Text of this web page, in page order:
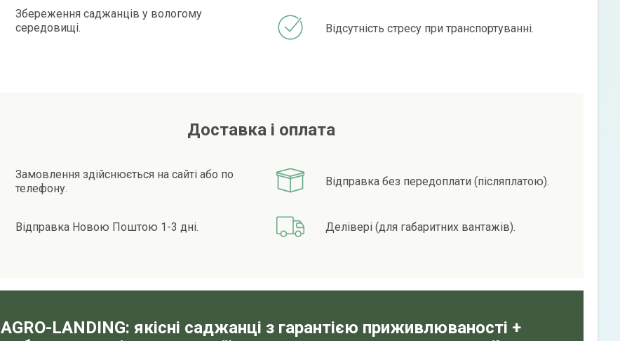
Збереження саджанців у вологому
середовищі.
Відсутність стресу при транспортуванні.
Доставка і оплата
Замовлення здійснюється на сайті або по
телефону.
Відправка Новою Поштою 1-3 дні.
Відправка без передоплати (післяплатою).
Делівері (для габаритних вантажів).
AGRO-LANDING: якісні саджанці з гарантією приживлюваності +